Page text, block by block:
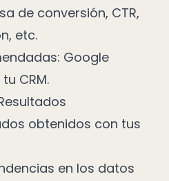
de conversión, CTR,
etc.
Google
CRM.
obtenidos con tus
en los datos